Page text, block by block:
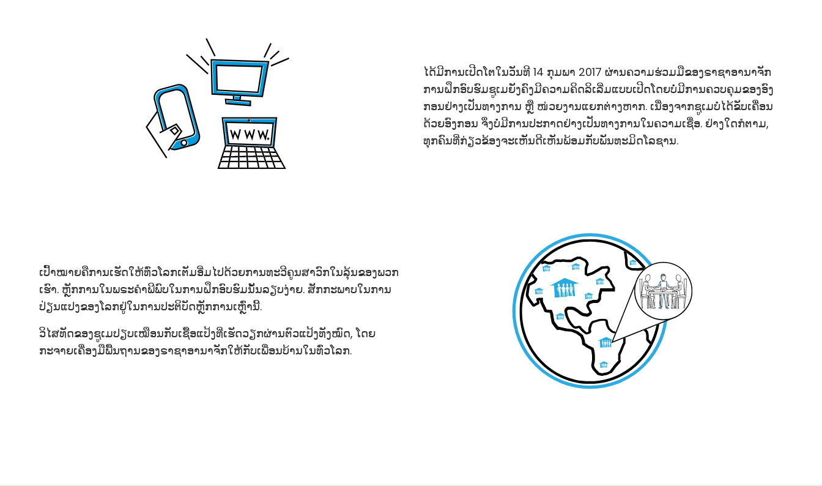
ໄດ້ມີການເປີດໂຕໃນວັນທີ 14 ກຸມພາ 2017 ຜ່ານຄວາມຮ່ວມມືຂອງຣາຊາອານາຈັກ
ການຝຶກອົບຮົມຊູເມຍັງຄົງມີຄວາມຄິດລິເລີ່ມແບບເປີດໂດຍບໍ່ມີການຄວບຄຸມຂອງອົງ
ກອນຢ່າງເປັນທາງການ ຫຼື ໜ່ວຍງານແຍກຕ່າງຫາກ. ເນື່ອງຈາກຊູເມບໍ່ໄດ້ຂັບເຄື່ອນ
ດ້ວຍອົງກອນ ຈຶ່ງບໍ່ມີການປະກາດຢ່າງເປັນທາງການໃນຄວາມເຊື່ອ. ຢ່າງໃດກໍຕາມ,
ທຸກຄົນທີ່ກ່ຽວຂ້ອງຈະເຫັນດີເຫັນພ້ອມກັບພັນທະມິດໂລຊານ.
ເປົ້າໝາຍຄືການເຮັດໃຫ້ທົ່ວໂລກເຕັມອີ່ມໄປດ້ວຍການທະວີຄູນສາວົກໃນລຸ້ນຂອງພວກ
ເຮົາ. ຫຼັກການໃນພຣະຄຳພີພົບໃນການຝຶກອົບຮົມນັ້ນລຽບງ່າຍ. ສັກກະພາບໃນການ
ປ່ຽນແປງຂອງໂລກຢູ່ໃນການປະຕິບັດຫຼັກການເຫຼົ່ານີ້.
ວິໄສທັດຂອງຊູເມປຽບເໝືອນກັບເຊື້ອແປ້ງທີ່ເຮັດວຽກຜ່ານຕົວແປ້ງທັງໝົດ, ໂດຍ
ກະຈາຍເຄື່ອງມືພື້ນຖານຂອງຣາຊາອານາຈັກໃຫ້ກັບເພື່ອນບ້ານໃນທົ່ວໂລກ.